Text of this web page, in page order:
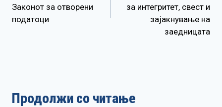
напис
Законот за отворени
податоци
за интегритет, свест и
зајакнување на
заедницата
Продолжи со читање